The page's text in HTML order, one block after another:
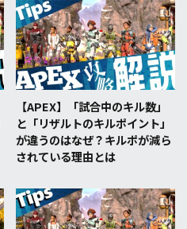
【APEX】「試合中のキル数」
と「リザルトのキルポイント」
が違うのはなぜ？キルポが減ら
されている理由とは